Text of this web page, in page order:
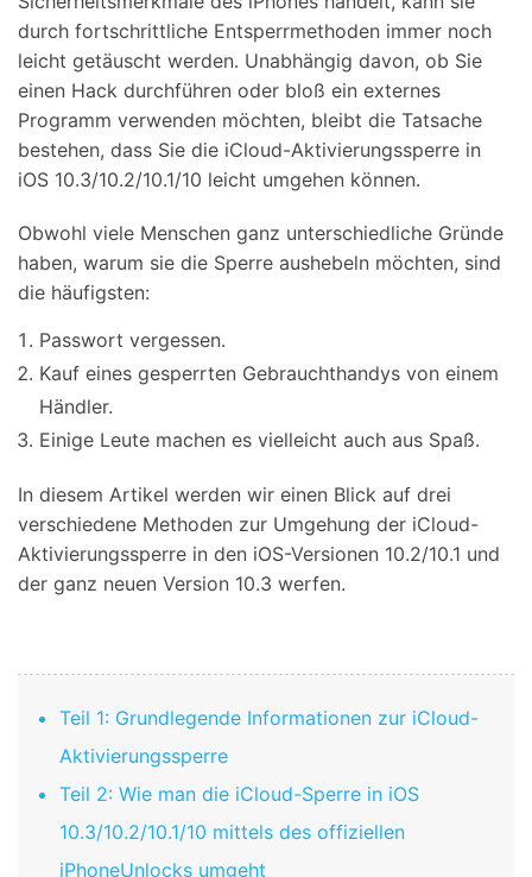
durch fortschrittliche Entsperrmethoden immer noch
leicht getäuscht werden. Unabhängig davon, ob Sie
einen Hack durchführen oder bloß ein externes
Programm verwenden möchten, bleibt die Tatsache
bestehen, dass Sie die iCloud-Aktivierungssperre in
iOS 10.3/10.2/10.1/10 leicht umgehen können.
Obwohl viele Menschen ganz unterschiedliche Gründe
haben, warum sie die Sperre aushebeln möchten, sind
die häufigsten:
Passwort vergessen.
Kauf eines gesperrten Gebrauchthandys von einem
Händler.
Einige Leute machen es vielleicht auch aus Spaß.
In diesem Artikel werden wir einen Blick auf drei
verschiedene Methoden zur Umgehung der iCloud-
Aktivierungssperre in den iOS-Versionen 10.2/10.1 und
der ganz neuen Version 10.3 werfen.
Teil 1: Grundlegende Informationen zur iCloud-
Aktivierungssperre
Teil 2: Wie man die iCloud-Sperre in iOS
10.3/10.2/10.1/10 mittels des offiziellen
iPhoneUnlocks umgeht